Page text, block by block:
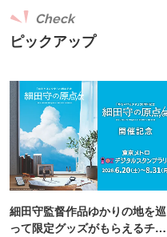
ピックアップ
Check
細田守監督作品ゆかりの地を巡
って限定グッズがもらえるチャ